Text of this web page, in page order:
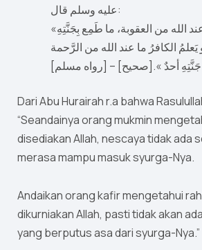
عليه وسلم قال:
«لو يعلمُ المؤمنُ ماعند الله من العقوبة، ما طَمِع بِجَنَّتِهِ
أحدٌ ».[صحيح] – [رواه مسلم]
Dari Abu Hurairah r.a bahwa
“Seandainya orang mukmin
disediakan Allah, nescaya tidak ada
merasa mampu masuk syurga-Nya.
Andaikan orang kafir mengetahui
dikurniakan Allah, pasti tidak akan
yang berputus asa dari syurga-Nya.”